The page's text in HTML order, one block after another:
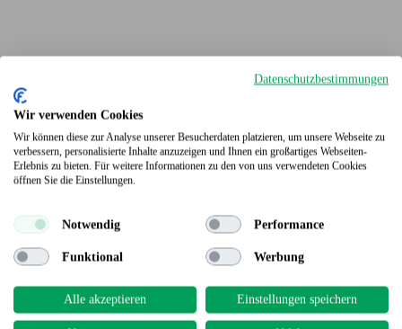
Terrassendielen
Datenschutzbestimmungen
Wir verwenden Cookies
Wir können diese zur Analyse unserer Besucherdaten platzieren, um unsere Webseite zu
verbessern, personalisierte Inhalte anzuzeigen und Ihnen ein großartiges Webseiten-
Erlebnis zu bieten. Für weitere Informationen zu den von uns verwendeten Cookies
öffnen Sie die Einstellungen.
Notwendig Performance
Funktional Werbung
Alle akzeptieren Einstellungen speichern